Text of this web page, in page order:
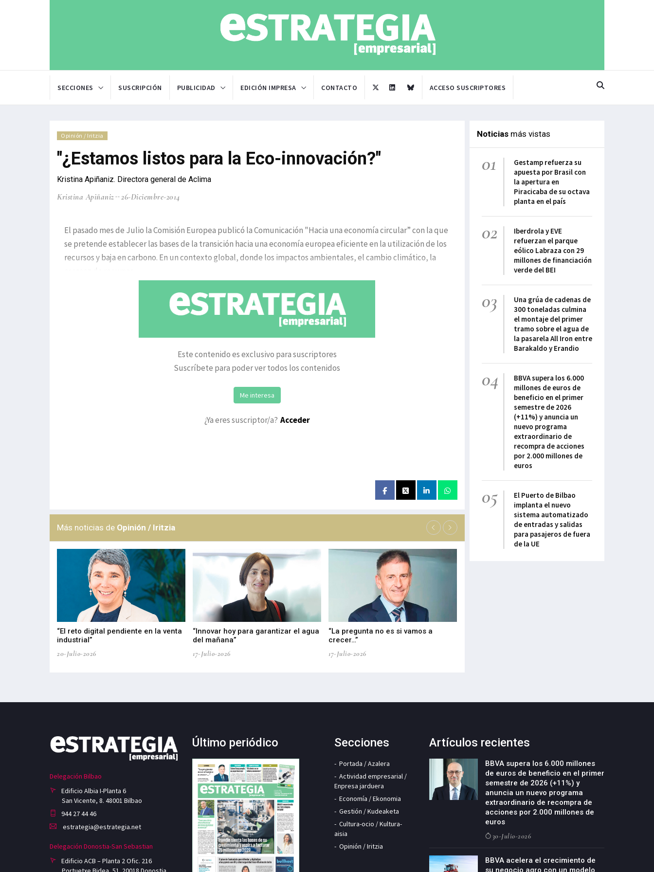
SECCIONES SUSCRIPCIÓN PUBLICIDAD EDICIÓN IMPRESA CONTACTO ACCESO SUSCRIPTORES
Opinión / Iritzia
"¿Estamos listos para la Eco-innovación?"
Kristina Apiñaniz. Directora general de Aclima
Kristina Apiñaniz 26-Diciembre-2014
El pasado mes de Julio la Comisión Europea publicó la Comunicación "Hacia una economía circular” con la que
se pretende establecer las bases de la transición hacia una economía europea eficiente en la utilización de los
recursos y baja en carbono. En un contexto global, donde los impactos ambientales, el cambio climático, la
escasez de recursos,
Este contenido es exclusivo para suscriptores
Suscríbete para poder ver todos los contenidos
Me interesa
¿Ya eres suscriptor/a? Acceder
Más noticias de Opinión / Iritzia
“El reto digital pendiente en la venta
industrial”
20-Julio-2026
“Innovar hoy para garantizar el agua
del mañana”
17-Julio-2026
“La pregunta no es si vamos a
crecer…”
17-Julio-2026
Noticiasmás vistas
01
Gestamp refuerza su
apuesta por Brasil con
la apertura en
Piracicaba de su octava
planta en el país
02
Iberdrola y EVE
refuerzan el parque
eólico Labraza con 29
millones de financiación
verde del BEI
03
Una grúa de cadenas de
300 toneladas culmina
el montaje del primer
tramo sobre el agua de
la pasarela All Iron entre
Barakaldo y Erandio
04
BBVA supera los 6.000
millones de euros de
beneficio en el primer
semestre de 2026
(+11%) y anuncia un
nuevo programa
extraordinario de
recompra de acciones
por 2.000 millones de
euros
05
El Puerto de Bilbao
implanta el nuevo
sistema automatizado
de entradas y salidas
para pasajeros de fuera
de la UE
Delegación Bilbao
Edificio Albia I-Planta 6
San Vicente, 8. 48001 Bilbao
944 27 44 46
estrategia@estrategia.net
Delegación Donostia-San Sebastian
Edificio ACB – Planta 2 Ofic. 216
Último periódico Secciones
Portada / Azalera
Actividad empresarial /
Enpresa jarduera
Economía / Ekonomia
Gestión / Kudeaketa
Cultura-ocio / Kultura-
aisia
Opinión / Iritzia
Artículos recientes
BBVA supera los 6.000 millones
de euros de beneficio en el primer
semestre de 2026 (+11%) y
anuncia un nuevo programa
extraordinario de recompra de
acciones por 2.000 millones de
euros
30-Julio-2026
BBVA acelera el crecimiento de
su negocio agro con un modelo